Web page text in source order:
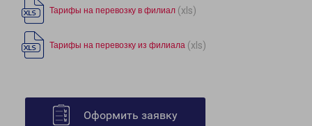
Тарифы на перевозку в филиал (xls)
Тарифы на перевозку из филиала (xls)
Оформить заявку